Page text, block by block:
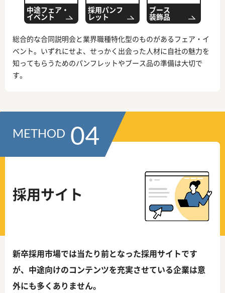
中途フェア・
イベント
採用パンフ
レット
ブース
装飾品
総合的な合同説明会と業界職種特化型のものがあるフェア・イ
ベント。いずれにせよ、せっかく出会った人材に自社の魅力を
知ってもらうためのパンフレットやブース品の準備は大切で
す。
METHOD 04
採用サイト
新卒採用市場では当たり前となった採用サイトです
が、中途向けのコンテンツを充実させている企業は意
外にも多くありません。